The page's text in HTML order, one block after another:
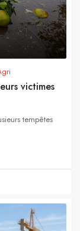
victimes
tempêtes